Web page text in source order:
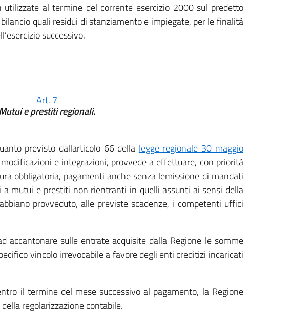
al termine del corrente esercizio 2000 sul predetto
quali residui di stanziamento e impiegate, per le finalità
successivo.
Art. 7
e prestiti regionali.
previsto dallarticolo 66 della legge regionale 30 maggio
e integrazioni, provvede a effettuare, con priorità
obbligatoria, pagamenti anche senza lemissione di mandati
mutui e prestiti non rientranti in quelli assunti ai sensi della
provveduto, alle previste scadenze, i competenti uffici
accantonare sulle entrate acquisite dalla Regione le somme
vincolo irrevocabile a favore degli enti creditizi incaricati
il termine del mese successivo al pagamento, la Regione
regolarizzazione contabile.